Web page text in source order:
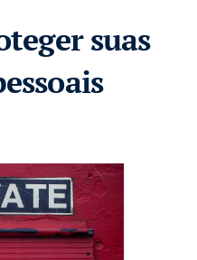
suas